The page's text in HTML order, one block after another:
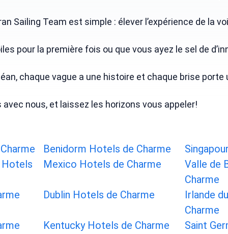
Sailing Team est simple : élever l’expérience de
pour la première fois ou que vous ayez le sel de
chaque vague a une histoire et chaque brise
Benidorm Hotels de Charme
Hotels
Mexico Hotels de Charme
Valle de
Charme
Dublin Hotels de Charme
Irlande
Charme
Kentucky Hotels de Charme
Saint